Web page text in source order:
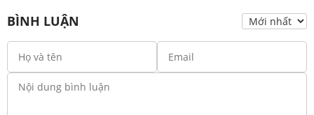
BÌNH LUẬN